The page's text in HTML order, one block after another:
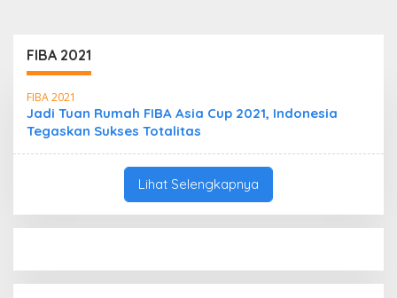
FIBA 2021
FIBA 2021
Jadi Tuan Rumah FIBA Asia Cup 2021, Indonesia
Tegaskan Sukses Totalitas
Lihat Selengkapnya